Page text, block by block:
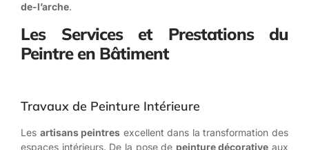
de-l’arche.
Les Services et Prestations du
Peintre en Bâtiment
Travaux de Peinture Intérieure
Les artisans peintres excellent dans la transformation des
espaces intérieurs. De la pose de peinture décorative aux